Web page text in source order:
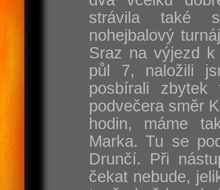
strávila také
nohejbalový
Sraz na výjezd
půl 7, naložili
posbírali
podvečera směr
hodin, máme
Marka. Tu se
Drunčí. Při
čekat nebude,